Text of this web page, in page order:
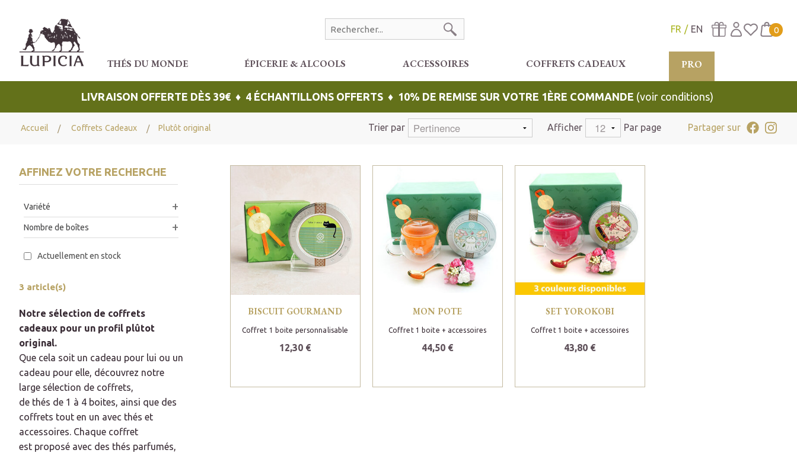
FR EN 0
THÉS DU MONDE ÉPICERIE & ALCOOLS ACCESSOIRES COFFRETS CADEAUX PRO
LIVRAISON OFFERTE DÈS 39€ ♦ 4 ÉCHANTILLONS OFFERTS ♦ 10% DE REMISE SUR VOTRE 1ÈRE COMMANDE (voir conditions)
Accueil Coffrets Cadeaux Plutôt original Trier par Afficher Par page Partager sur
AFFINEZ VOTRE RECHERCHE
Variété
Nombre de boîtes
Actuellement en stock
3 article(s)
Notre sélection de coffrets
cadeaux pour un profil plûtot
original.
Que cela soit un cadeau pour lui ou un
cadeau pour elle, découvrez notre
large sélection de coffrets,
de thés de 1 à 4 boites, ainsi que des
coffrets tout en un avec thés et
accessoires. Chaque coffret
est proposé avec des thés parfumés,
BISCUIT GOURMAND
Coffret 1 boite personnalisable
12,30 €
MON POTE
Coffret 1 boite + accessoires
44,50 €
SET YOROKOBI
Coffret 1 boite + accessoires
43,80 €